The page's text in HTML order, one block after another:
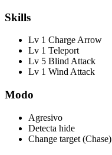
Skills
Lv 1 Charge Arrow
Lv 1 Teleport
Lv 5 Blind Attack
Lv 1 Wind Attack
Modo
Agresivo
Detecta hide
Change target (Chase)